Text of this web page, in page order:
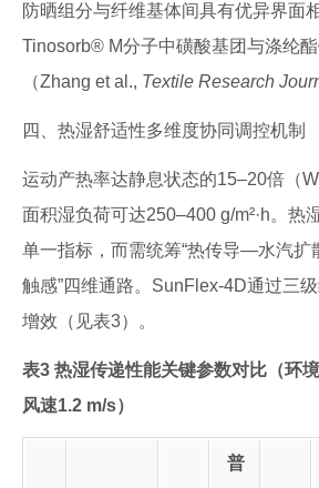
防晒组分与纤维基体间具有优异界
Tinosorb® M分子中磺酸基团与涤纶
（Zhang et al., Textile Research
四、热湿舒适性多维度协同调控机制
运动产热率达静息状态的15–20倍（
面积湿负荷可达250–400 g/m²·h。热
单一指标，而需统筹“热传导—水汽
触感”四维通路。SunFlex-4D通过三
增效（见表3）。
表3 热湿传递性能关键参数对比（环
风速1.2 m/s）
普